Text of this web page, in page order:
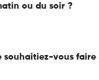
ou du soir ?
souhaitiez-vous faire